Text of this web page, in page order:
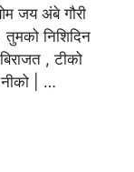
जय अंबे गौरी
तुमको निशिदिन
, टीको
| …